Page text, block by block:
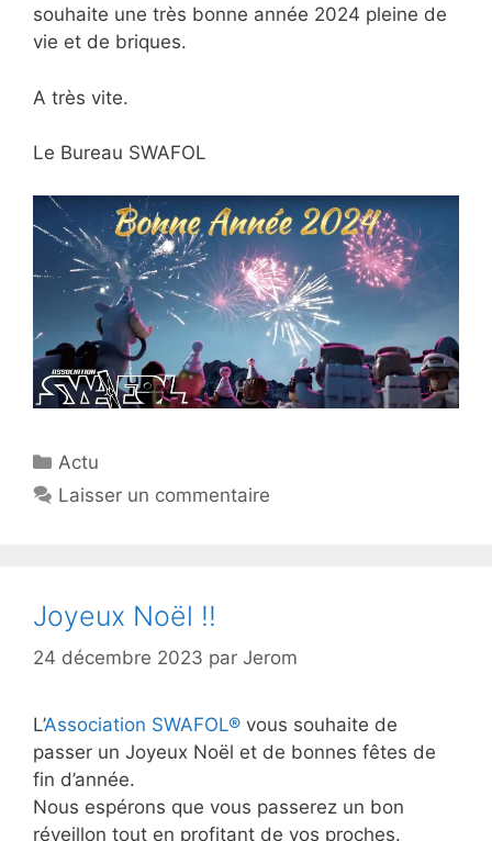
souhaite une très bonne année 2024 pleine de
vie et de briques.
A très vite.
Le Bureau SWAFOL
Catégories
Actu
Laisser un commentaire
Joyeux Noël !!
24 décembre 2023 par Jerom
L’Association SWAFOL® vous souhaite de
passer un Joyeux Noël et de bonnes fêtes de
fin d’année.
Nous espérons que vous passerez un bon
réveillon tout en profitant de vos proches.